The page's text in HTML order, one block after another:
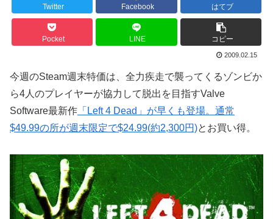
Twitter Facebook はてブ
Pocket LINE コピー
2009.02.15
今週のSteam週末特価は、全力疾走で襲ってくるゾンビか
ら4人のプレイヤーが協力して脱出を目指すValve
Software最新作 「Left 4 Dead」が早くも登場。通常
$49.99の所が週末限定で$24.99(約2,300円)とお買い得。